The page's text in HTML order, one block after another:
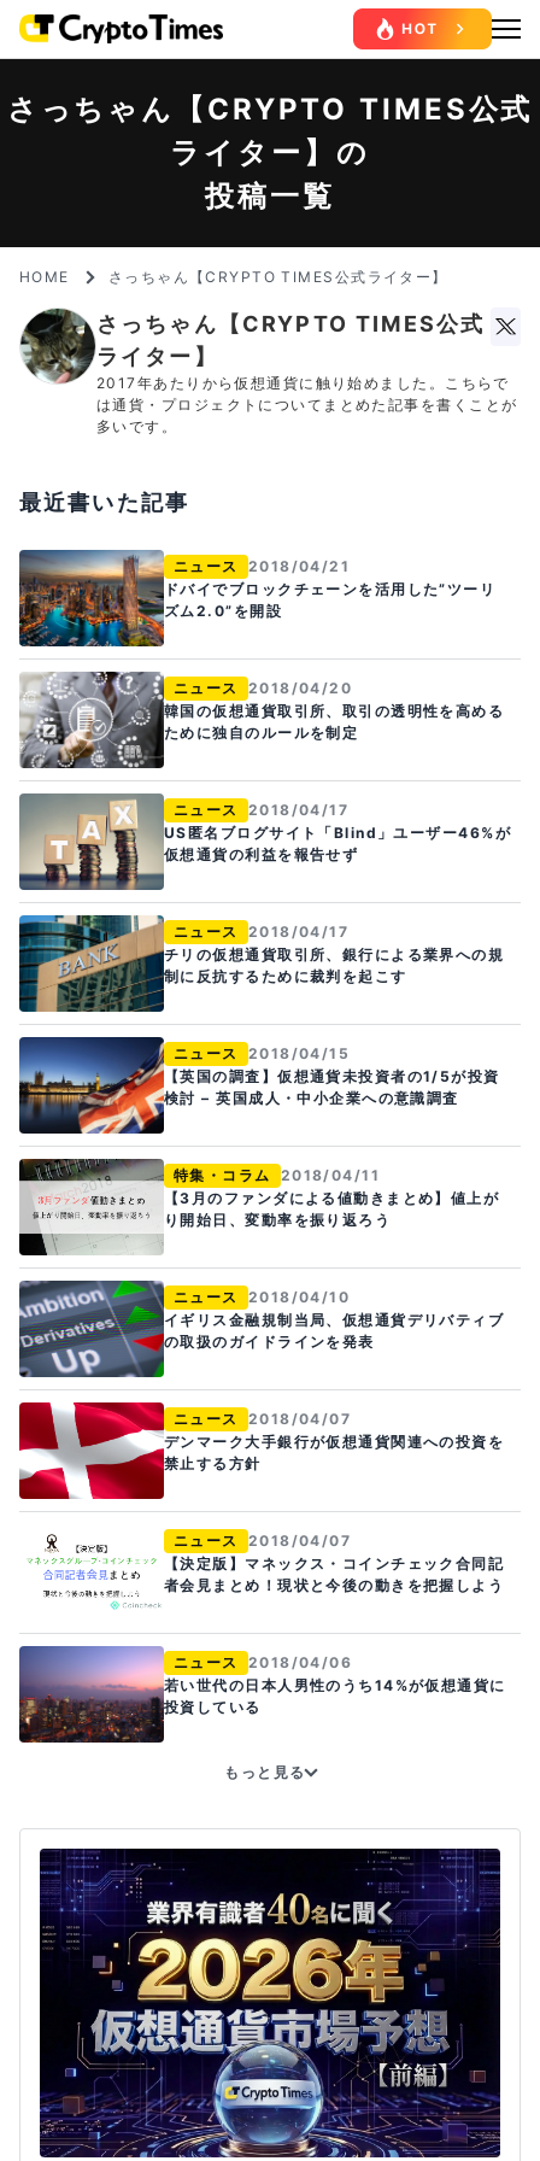
さっちゃん【CRYPTO TIMES公式
ライター】の
投稿一覧
HOME さっちゃん【CRYPTO TIMES公式ライター】
さっちゃん【CRYPTO TIMES公式
ライター】
2017年あたりから仮想通貨に触り始めました。こちらで
は通貨・プロジェクトについてまとめた記事を書くことが
多いです。
最近書いた記事
ニュース
2018/04/21
ドバイでブロックチェーンを活用した”ツーリ
ズム2.0”を開設
ニュース
2018/04/20
韓国の仮想通貨取引所、取引の透明性を高める
ために独自のルールを制定
ニュース
2018/04/17
US匿名ブログサイト「Blind」ユーザー46%が
仮想通貨の利益を報告せず
ニュース
2018/04/17
チリの仮想通貨取引所、銀行による業界への規
制に反抗するために裁判を起こす
ニュース
2018/04/15
【英国の調査】仮想通貨未投資者の1/5が投資
検討 – 英国成人・中小企業への意識調査
特集・コラム
2018/04/11
【3月のファンダによる値動きまとめ】値上が
り開始日、変動率を振り返ろう
ニュース
2018/04/10
イギリス金融規制当局、仮想通貨デリバティブ
の取扱のガイドラインを発表
ニュース
2018/04/07
デンマーク大手銀行が仮想通貨関連への投資を
禁止する方針
ニュース
2018/04/07
【決定版】マネックス・コインチェック合同記
者会見まとめ！現状と今後の動きを把握しよう
ニュース
2018/04/06
若い世代の日本人男性のうち14%が仮想通貨に
投資している
もっと見る